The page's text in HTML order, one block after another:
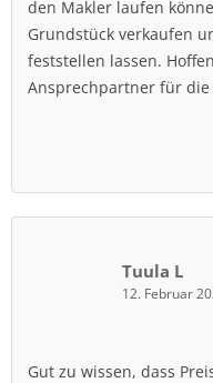
den Makler laufen
Grundstück verkaufen
feststellen lassen.
Ansprechpartner für
Tuula L
12. Februar
Gut zu wissen, dass